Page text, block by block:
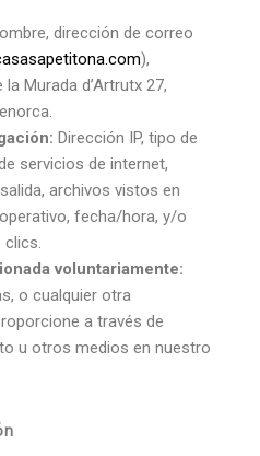
dirección de correo
),
Murada d’Artrutx 27,
Dirección IP, tipo de
servicios de internet,
archivos vistos en
fecha/hora, y/o
clics.
voluntariamente:
o cualquier otra
a través de
u otros medios en nuestro